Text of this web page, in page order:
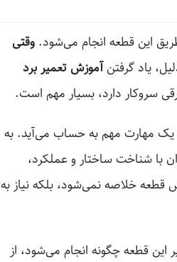
این قطعه انجام می‌شود.وقتی
یاد گرفتنآموزش تعمیر برد
سروکار دارد، بسیار مهم است.
یک مهارت مهم به حساب می‌آید. به
با شناخت ساختار و عملکرد،
قطعه خلاصه نمی‌شود، بلکه نیاز به
این قطعه چگونه انجام می‌شود، از